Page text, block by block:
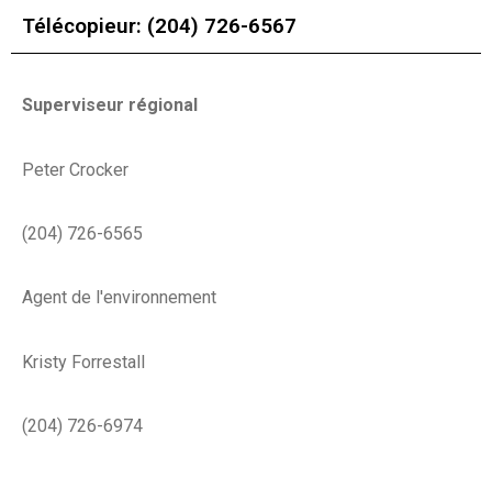
Télécopieur: (204) 726-6567
Superviseur régional
Peter Crocker
(204) 726-6565
Agent de l'environnement
Kristy Forrestall
(204) 726-6974